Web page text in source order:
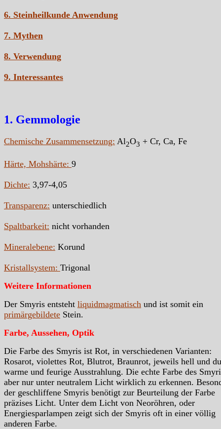
6. Steinheilkunde Anwendung
7. Mythen
8. Verwendung
9. Interessantes
1. Gemmologie
Chemische Zusammensetzung: Al2O3 + Cr, Ca, Fe
Härte, Mohshärte: 9
Dichte: 3,97-4,05
Transparenz: unterschiedlich
Spaltbarkeit: nicht vorhanden
Mineralebene: Korund
Kristallsystem: Trigonal
Weitere Informationen
Der Smyris entsteht liquidmagmatisch und ist somit ein
primärgebildete Stein.
Farbe, Aussehen, Optik
Die Farbe des Smyris ist Rot, in verschiedenen Varianten:
Rosarot, violettes Rot, Blutrot, Braunrot, jeweils hell und
warme und feurige Ausstrahlung. Die echte Farbe des
aber nur unter neutralem Licht wirklich zu erkennen.
der geschliffene Smyris benötigt zur Beurteilung der Farbe
präzises Licht. Unter dem Licht von Neoröhren, oder
Energiesparlampen zeigt sich der Smyris oft in einer völlig
anderen Farbe.